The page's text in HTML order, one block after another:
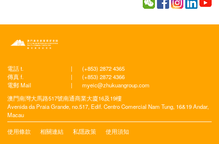
電話 t. |
(+853) 2872 4365
傳真 f.
|
(+853) 2872 4366
電郵 Mail
|
myeic@zhukuangroup.com
澳門南灣大馬路517號南通商業大廈16及19樓
Avenida da Praia Grande, no.517, Edif. Centro Comercial Nam Tung, 16&19 Andar,
Macau
使用條款 相關連結 私隱政策 使用須知